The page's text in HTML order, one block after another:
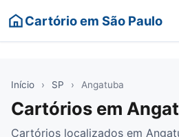
Cartório em São Paulo
Início › SP › Angatuba
Cartórios em
Cartórios localizados em